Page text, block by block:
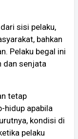
sisi pelaku,
bahkan
Pelaku begal ini
dan senjata
tetap
hidup apabila
kondisi di
pelaku